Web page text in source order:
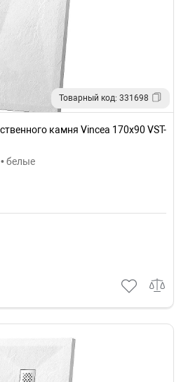
Товарный код: 331698
камня Vincea 170x90 VST-
белые